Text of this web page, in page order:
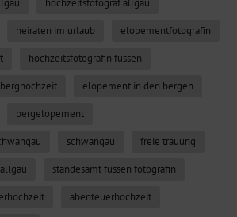
hochzeitsfotograf allgäu
heiraten im urlaub elopementfotografin
hochzeitsfotografin füssen
elopement in den bergen
bergelopement
schwangau freie trauung
standesamt füssen fotografin
abenteuerhochzeit